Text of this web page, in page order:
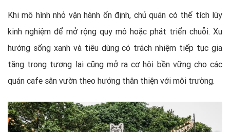
Khi mô hình nhỏ vận hành ổn định, chủ quán có thể tích lũy
kinh nghiệm để mở rộng quy mô hoặc phát triển chuỗi. Xu
hướng sống xanh và tiêu dùng có trách nhiệm tiếp tục gia
tăng trong tương lai cũng mở ra cơ hội bền vững cho các
quán cafe sân vườn theo hướng thân thiện với môi trường.